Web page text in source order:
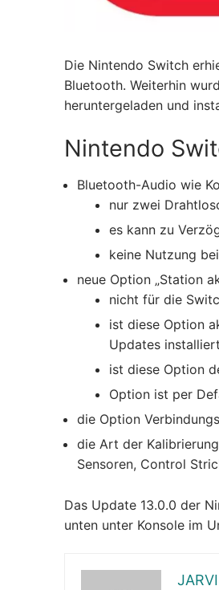
Die Nintendo Switch
Bluetooth. Weiterhin
heruntergeladen und
Nintendo
Bluetooth-Audio wie
nur zwei
es kann zu
keine Nutzung
neue Option „Station
nicht für die
ist diese Option
Updates installiert
ist diese Option
Option ist per
die Option
die Art der
Sensoren, Control
Das Update 13.0.0 der
unten unter Konsole im